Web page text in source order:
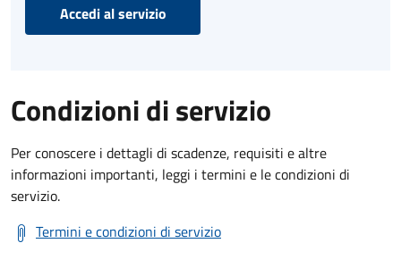
Accedi al servizio
Condizioni di servizio
Per conoscere i dettagli di scadenze, requisiti e altre
informazioni importanti, leggi i termini e le condizioni di
servizio.
Termini e condizioni di servizio